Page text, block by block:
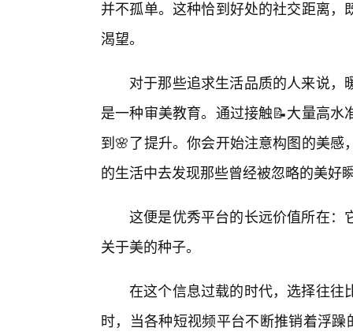
并不孤单。这种恰到好处的社交距离
渴望。
对于那些追求生活品质的人来说
是一种审美教育。通过接触📝大量高
到🌸了提升。你会开始注意构图的美
的生活中去发现那些曾经被忽略的美好
这便是优秀平台的长远价值所在：
关于美的种子。
在这个信息过载的时代，选择往往
时，当各种短视频平台不断推销着浮